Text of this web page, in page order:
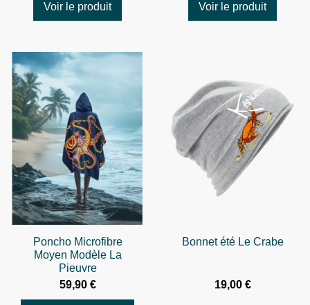
Voir le produit Voir le produit
Poncho Microfibre
Moyen Modèle La
Pieuvre
59,90 €
Bonnet été Le Crabe
19,00 €